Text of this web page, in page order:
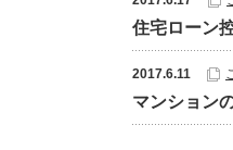
住宅ローン
2017.6.11
マンション